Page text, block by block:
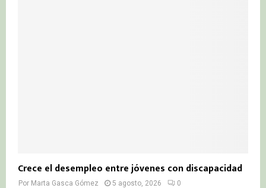
Crece el desempleo entre jóvenes con discapacidad
Por Marta Gasca Gómez 5 agosto, 2026 0